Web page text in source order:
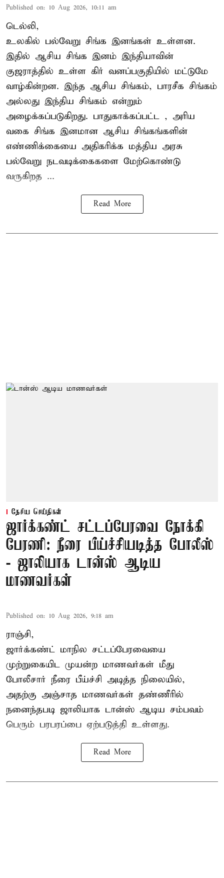
Published on: 10 Aug 2026, 10:11 am
டெல்லி,
உலகில் பல்வேறு சிங்க இனங்கள் உள்ளன.
இதில் ஆசிய சிங்க இனம் இந்தியாவின்
குஜராத்தில் உள்ள கிர் வனப்பகுதியில் மட்டுமே
வாழ்கின்றன. இந்த ஆசிய சிங்கம், பாரசீக சிங்கம்
அல்லது இந்திய சிங்கம் என்றும்
அழைக்கப்படுகிறது. பாதுகாக்கப்பட்ட , அரிய
வகை சிங்க இனமான ஆசிய சிங்கங்களின்
எண்ணிக்கையை அதிகரிக்க மத்திய அரசு
பல்வேறு நடவடிக்கைகளை மேற்கொண்டு
வருகிறத ...
Read More
தேசிய செய்திகள்
ஜார்க்கண்ட் சட்டப்பேரவை நோக்கி
பேரணி: நீரை பீய்ச்சியடித்த போலீஸ்
- ஜாலியாக டான்ஸ் ஆடிய
மாணவர்கள்
Published on: 10 Aug 2026, 9:18 am
ராஞ்சி,
ஜார்க்கண்ட் மாநில சட்டப்பேரவையை
முற்றுகையிட முயன்ற மாணவர்கள் மீது
போலீசார் நீரை பீய்ச்சி அடித்த நிலையில்,
அதற்கு அஞ்சாத மாணவர்கள் தண்ணீரில்
நனைந்தபடி ஜாலியாக டான்ஸ் ஆடிய சம்பவம்
பெரும் பரபரப்பை ஏற்படுத்தி உள்ளது.
Read More